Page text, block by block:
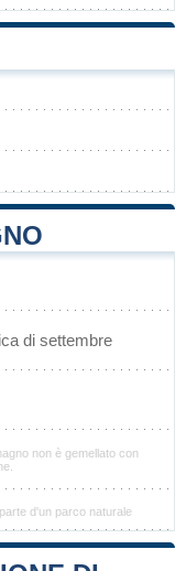
di settembre
non è gemellato con
d'un parco naturale